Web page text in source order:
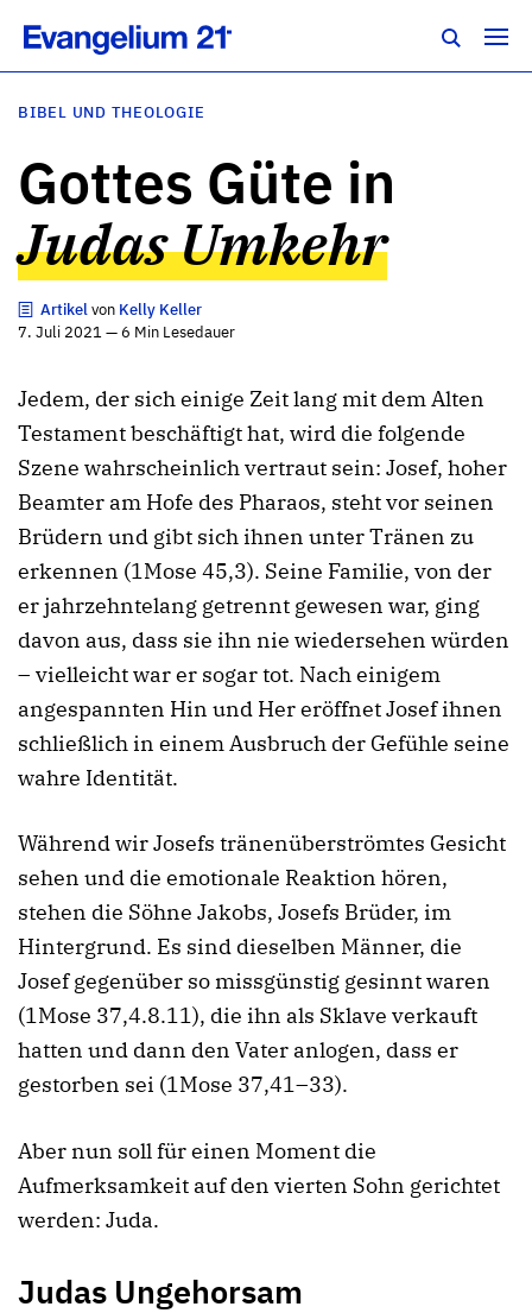
BIBEL UND THEOLOGIE
Gottes Güte in
Judas Umkehr
Artikelvon Kelly Keller
7. Juli 2021 — 6 Min Lesedauer
Jedem, der sich einige Zeit lang mit dem Alten
Testament beschäftigt hat, wird die folgende
Szene wahrscheinlich vertraut sein: Josef, hoher
Beamter am Hofe des Pharaos, steht vor seinen
Brüdern und gibt sich ihnen unter Tränen zu
erkennen (1Mose 45,3). Seine Familie, von der
er jahrzehntelang getrennt gewesen war, ging
davon aus, dass sie ihn nie wiedersehen würden
– vielleicht war er sogar tot. Nach einigem
angespannten Hin und Her eröffnet Josef ihnen
schließlich in einem Ausbruch der Gefühle seine
wahre Identität.
Während wir Josefs tränenüberströmtes Gesicht
sehen und die emotionale Reaktion hören,
stehen die Söhne Jakobs, Josefs Brüder, im
Hintergrund. Es sind dieselben Männer, die
Josef gegenüber so missgünstig gesinnt waren
(1Mose 37,4.8.11), die ihn als Sklave verkauft
hatten und dann den Vater anlogen, dass er
gestorben sei (1Mose 37,41–33).
Aber nun soll für einen Moment die
Aufmerksamkeit auf den vierten Sohn gerichtet
werden: Juda.
Judas Ungehorsam